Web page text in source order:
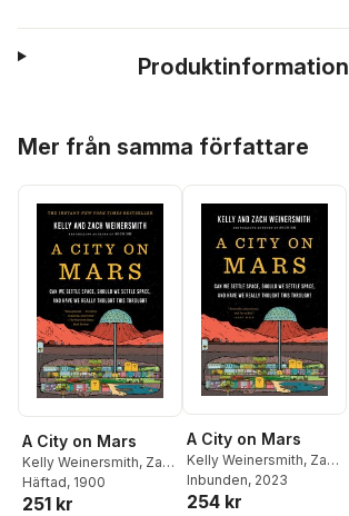
Produktinformation
Mer från samma författare
A City on Mars
Kelly Weinersmith, Zach
Weinersmith
Häftad, 1900
251 kr
A City on Mars
Kelly Weinersmith, Zach
Weinersmith
Inbunden, 2023
254 kr